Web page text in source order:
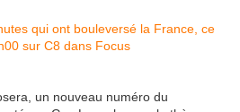
un nouveau numéro du